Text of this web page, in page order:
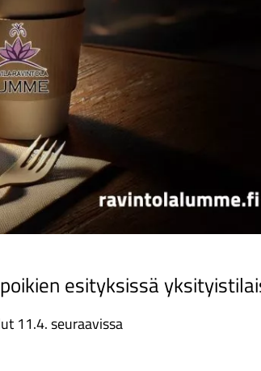
esityksissä
11.4. seuraavissa